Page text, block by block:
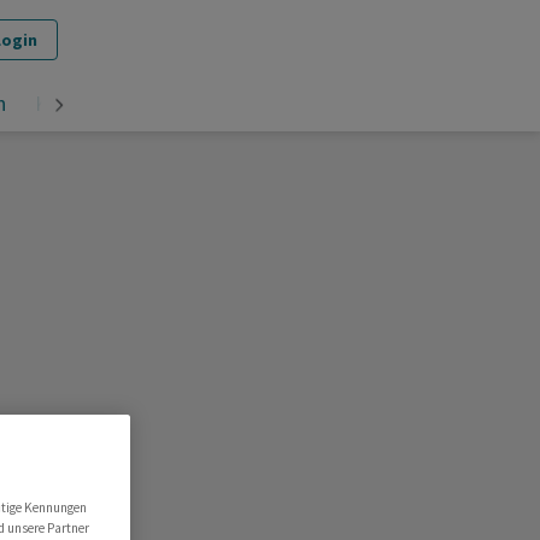
Krypto
Kennungen
unsere Partner